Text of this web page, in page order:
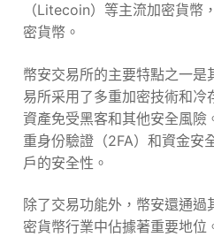
（Litecoin）等主流加密貨幣
密貨幣。
幣安交易所的主要特點之一是
易所采用了多重加密技術和冷
資產免受黑客和其他安全風險
重身份驗證（2FA）和資金安
戶的安全性。
除了交易功能外，幣安還通過
密貨幣行業中佔據著重要地位